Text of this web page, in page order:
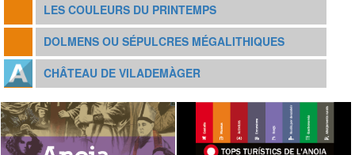
LES COULEURS DU PRINTEMPS
DOLMENS OU SÉPULCRES MÉGALITHIQUES
CHÂTEAU DE VILADEMÀGER